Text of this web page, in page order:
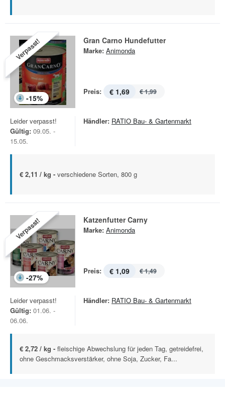
Verpasst!
-15%
Gran Carno Hundefutter
Marke: Animonda
Preis: € 1,69 € 1,99
Leider verpasst!
Gültig: 09.05. -
15.05.
Händler: RATIO Bau- & Gartenmarkt
€ 2,11 / kg - verschiedene Sorten, 800 g
Verpasst!
-27%
Katzenfutter Carny
Marke: Animonda
Preis: € 1,09 € 1,49
Leider verpasst!
Gültig: 01.06. -
06.06.
Händler: RATIO Bau- & Gartenmarkt
€ 2,72 / kg - fleischige Abwechslung für jeden Tag, getreidefrei,
ohne Geschmacksverstärker, ohne Soja, Zucker, Fa...